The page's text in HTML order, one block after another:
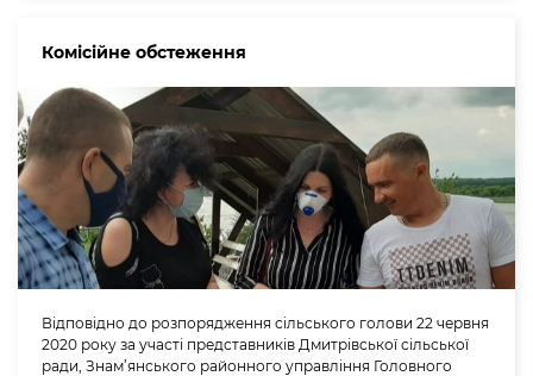
Комісійне обстеження
Відповідно до розпорядження сільського голови 22 червня
2020 року за участі представників Дмитрівської сільської
ради, Знам’янського районного управління Головного